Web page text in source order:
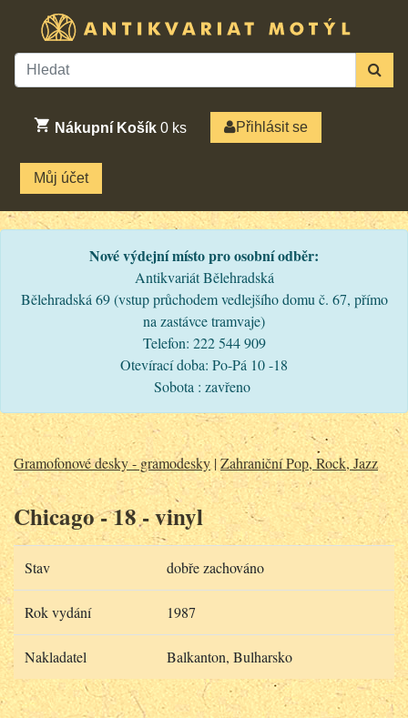
Nákupní Košík 0 ks Přihlásit se
Můj účet
Nové výdejní místo pro osobní odběr:
Antikvariát Bělehradská
Bělehradská 69 (vstup průchodem vedlejšího domu č. 67, přímo
na zastávce tramvaje)
Telefon: 222 544 909
Otevírací doba: Po-Pá 10 -18
Sobota : zavřeno
Gramofonové desky - gramodesky|Zahraniční Pop, Rock, Jazz
Chicago - 18 - vinyl
Stav dobře zachováno
Rok vydání 1987
Nakladatel Balkanton, Bulharsko